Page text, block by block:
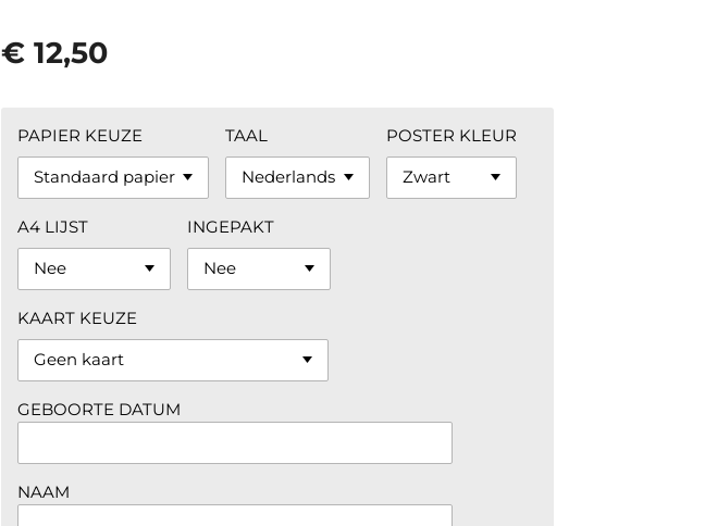
€ 12,50
PAPIER KEUZE TAAL POSTER KLEUR
A4 LIJST INGEPAKT
KAART KEUZE
GEBOORTE DATUM
NAAM